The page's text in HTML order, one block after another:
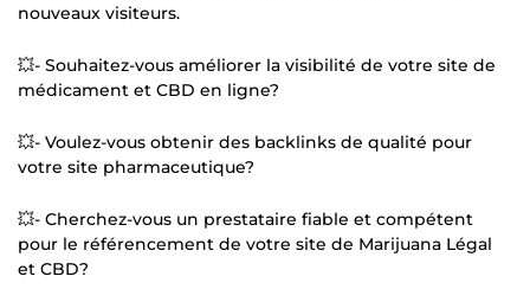
nouveaux visiteurs.
💥- Souhaitez-vous améliorer la visibilité de votre site de
médicament et CBD en ligne?
💥- Voulez-vous obtenir des backlinks de qualité pour
votre site pharmaceutique?
💥- Cherchez-vous un prestataire fiable et compétent
pour le référencement de votre site de Marijuana Légal
et CBD?